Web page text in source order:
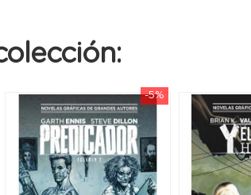
-5%